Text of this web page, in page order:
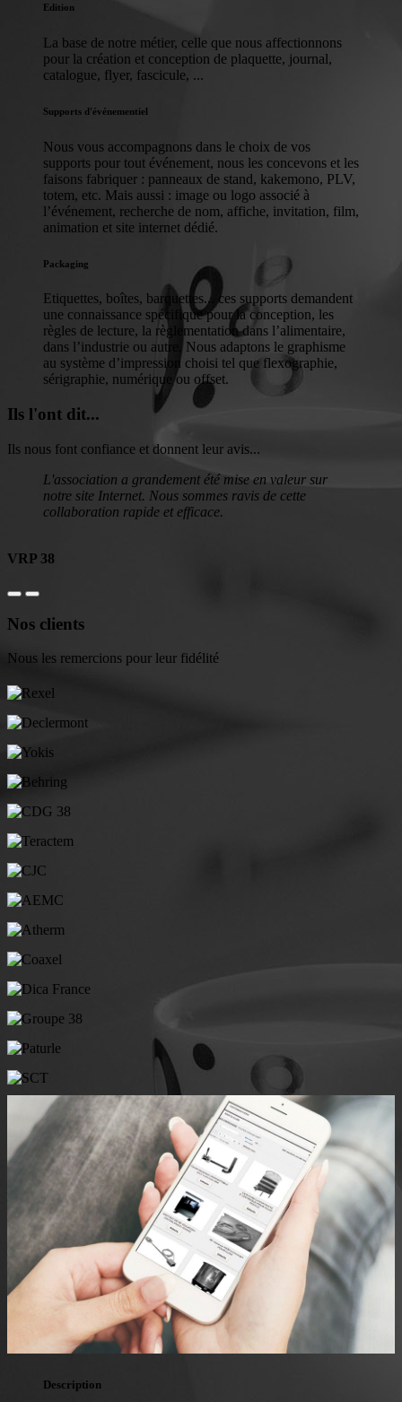
Edition
La base de notre métier, celle que nous affectionnons
pour la création et conception de plaquette, journal,
catalogue, flyer, fascicule, ...
Supports d'événementiel
Nous vous accompagnons dans le choix de vos
supports pour tout événement, nous les concevons et les
faisons fabriquer : panneaux de stand, kakemono, PLV,
totem, etc. Mais aussi : image ou logo associé à
l’événement, recherche de nom, affiche, invitation, film,
animation et site internet dédié.
Packaging
Etiquettes, boîtes, barquettes... ces supports demandent
une connaissance spécifique pour la conception, les
règles de lecture, la règlementation dans l’alimentaire,
dans l’industrie ou autre. Nous adaptons le graphisme
au système d’impression choisi tel que flexographie,
sérigraphie, numérique ou offset.
Ils l'ont dit...
Ils nous font confiance et donnent leur avis...
L'association a grandement été mise en valeur sur
notre site Internet. Nous sommes ravis de cette
collaboration rapide et efficace.
VRP 38
Nos clients
Nous les remercions pour leur fidélité
Description